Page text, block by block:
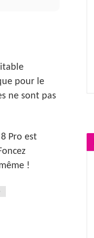
pour le
ne sont pas
Pro est
!